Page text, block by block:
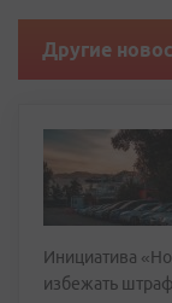
Другие
Инициатива
избежать